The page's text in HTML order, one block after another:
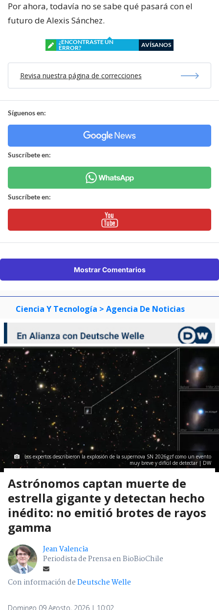
Por ahora, todavía no se sabe qué pasará con el
futuro de Alexis Sánchez.
¿ENCONTRASTE UN
ERROR?
AVÍSANOS
Revisa nuestra página de correcciones
Síguenos en:
Suscríbete en:
Suscríbete en:
Mostrar Comentarios
Ciencia Y Tecnología > Agencia De Noticias
Los expertos describieron la explosión de la supernova SN 2026gzf como un evento
muy breve y difícil de detectar | DW
Astrónomos captan muerte de
estrella gigante y detectan hecho
inédito: no emitió brotes de rayos
gamma
Jean Valencia
Periodista de Prensa en BioBioChile
Con información deDeutsche Welle
Domingo 09 Agosto, 2026 | 10:02